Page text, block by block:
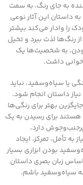
به جای رنگ، به سمت
داستان این آثار نوعی
را وادار می‌کند بیشتر
رنگ‌ها لذت ببرد و تخیل
به شخصیت‌ها یک
داشت.
یا سیاه‌وسفید، نباید
داستان انجام شود.
بهتر برای رنگی‌ها
هستند برای رسیدن به یک
دارد،
تأمل، تمرکز، ایجاد
بودن ابزاری بسیار
زبان بصری داستان
سیاه‌وسفید باشم.